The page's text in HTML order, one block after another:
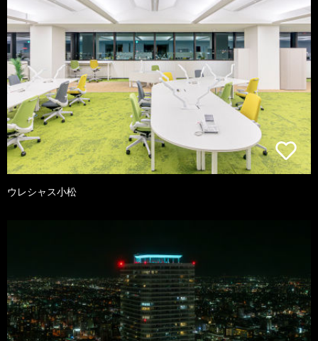
ウレシャス小松